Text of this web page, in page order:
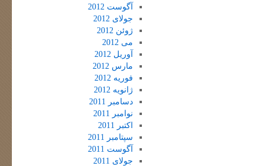
آگوست 2012
جولای 2012
ژوئن 2012
می 2012
آوریل 2012
مارس 2012
فوریه 2012
ژانویه 2012
دسامبر 2011
نوامبر 2011
اکتبر 2011
سپتامبر 2011
آگوست 2011
جولای 2011